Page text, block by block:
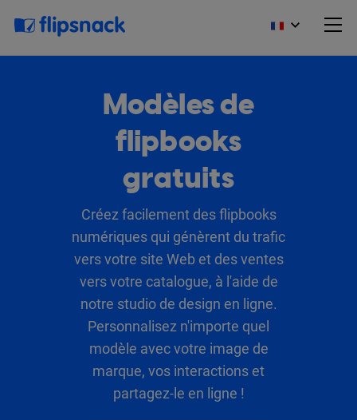
Modèles de
flipbooks
gratuits
Créez facilement des flipbooks
numériques qui génèrent du trafic
vers votre site Web et des ventes
vers votre catalogue, à l'aide de
notre studio de design en ligne.
Personnalisez n'importe quel
modèle avec votre image de
marque, vos interactions et
partagez-le en ligne !